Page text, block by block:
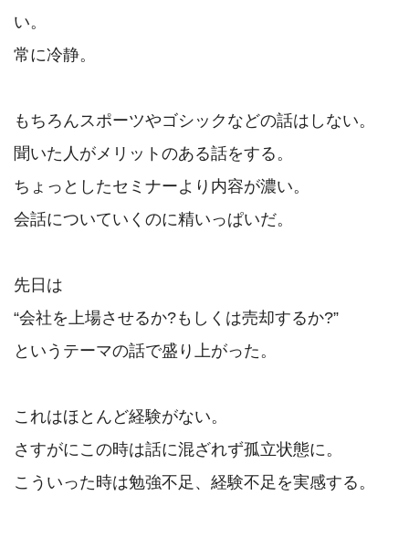
い。
常に冷静。
もちろんスポーツやゴシックなどの話はしない。
聞いた人がメリットのある話をする。
ちょっとしたセミナーより内容が濃い。
会話についていくのに精いっぱいだ。
先日は
“会社を上場させるか?もしくは売却するか?”
というテーマの話で盛り上がった。
これはほとんど経験がない。
さすがにこの時は話に混ざれず孤立状態に。
こういった時は勉強不足、経験不足を実感する。